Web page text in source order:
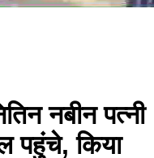
नबीन पत्नी
पहुंचे, किया